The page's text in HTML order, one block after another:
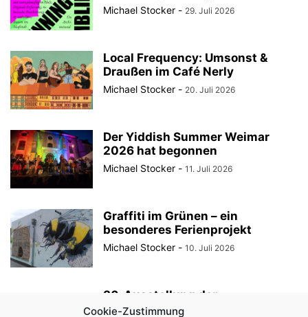
Cookie-Zustimmung
Michael Stocker - 29. Juli 2026
Local Frequency: Umsonst &
Draußen im Café Nerly
Michael Stocker - 20. Juli 2026
Der Yiddish Summer Weimar
2026 hat begonnen
Michael Stocker - 11. Juli 2026
Graffiti im Grünen – ein
besonderes Ferienprojekt
Michael Stocker - 10. Juli 2026
30. Ausstellung der
StadtRaumBoxen am